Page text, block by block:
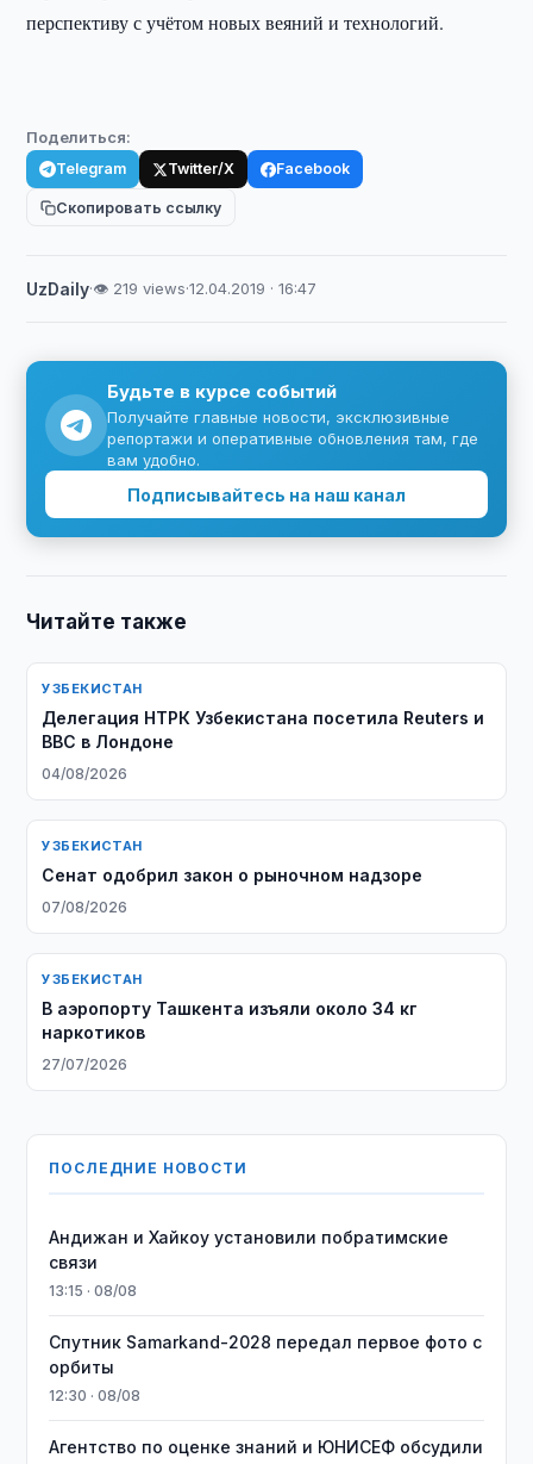
перспективу с учётом новых веяний и технологий.
Поделиться:
Telegram Twitter/X Facebook
Скопировать ссылку
UzDaily·👁 219 views·12.04.2019 · 16:47
Будьте в курсе событий
Получайте главные новости, эксклюзивные
репортажи и оперативные обновления там, где
вам удобно.
Подписывайтесь на наш канал
Читайте также
УЗБЕКИСТАН
Делегация НТРК Узбекистана посетила Reuters и
BBC в Лондоне
04/08/2026
УЗБЕКИСТАН
Сенат одобрил закон о рыночном надзоре
07/08/2026
УЗБЕКИСТАН
В аэропорту Ташкента изъяли около 34 кг
наркотиков
27/07/2026
ПОСЛЕДНИЕ НОВОСТИ
Андижан и Хайкоу установили побратимские
связи
13:15 · 08/08
Спутник Samarkand-2028 передал первое фото с
орбиты
12:30 · 08/08
Агентство по оценке знаний и ЮНИСЕФ обсудили